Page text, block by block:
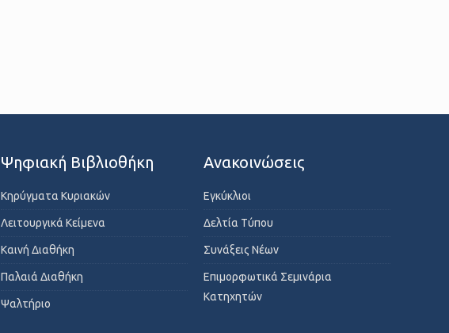
Ψηφιακή Βιβλιοθήκη
Κηρύγματα Κυριακών
Λειτουργικά Κείμενα
Καινή Διαθήκη
Παλαιά Διαθήκη
Ψαλτήριο
Ανακοινώσεις
Εγκύκλιοι
Δελτία Τύπου
Συνάξεις Νέων
Επιμορφωτικά Σεμινάρια
Κατηχητών